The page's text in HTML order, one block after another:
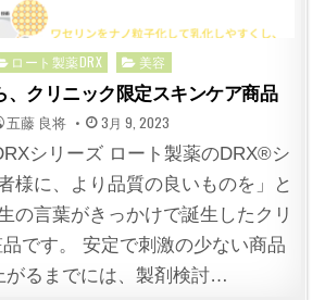
ロート製薬DRX 美容
、クリニック限定スキンケア商品
POSTED
BY
五藤 良将 POSTED
ON
3月 9, 2023
シリーズ ロート製薬のDRX®シ
様に、より品質の良いものを」と
の言葉がきっかけで誕生したクリ
です。 安定で刺激の少ない商品
がるまでには、製剤検討…